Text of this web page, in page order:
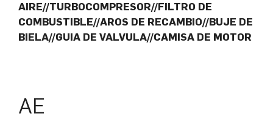
AIRE//TURBOCOMPRESOR//FILTRO DE
COMBUSTIBLE//AROS DE RECAMBIO//BUJE DE
BIELA//GUIA DE VALVULA//CAMISA DE MOTOR
AE